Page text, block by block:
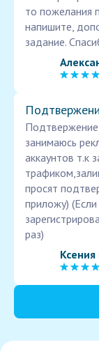
то пожелания
напишите,
задание.
Подтвержение
занимаюсь
аккаунтов т.к
просят
приложу)
раз)
Ксения